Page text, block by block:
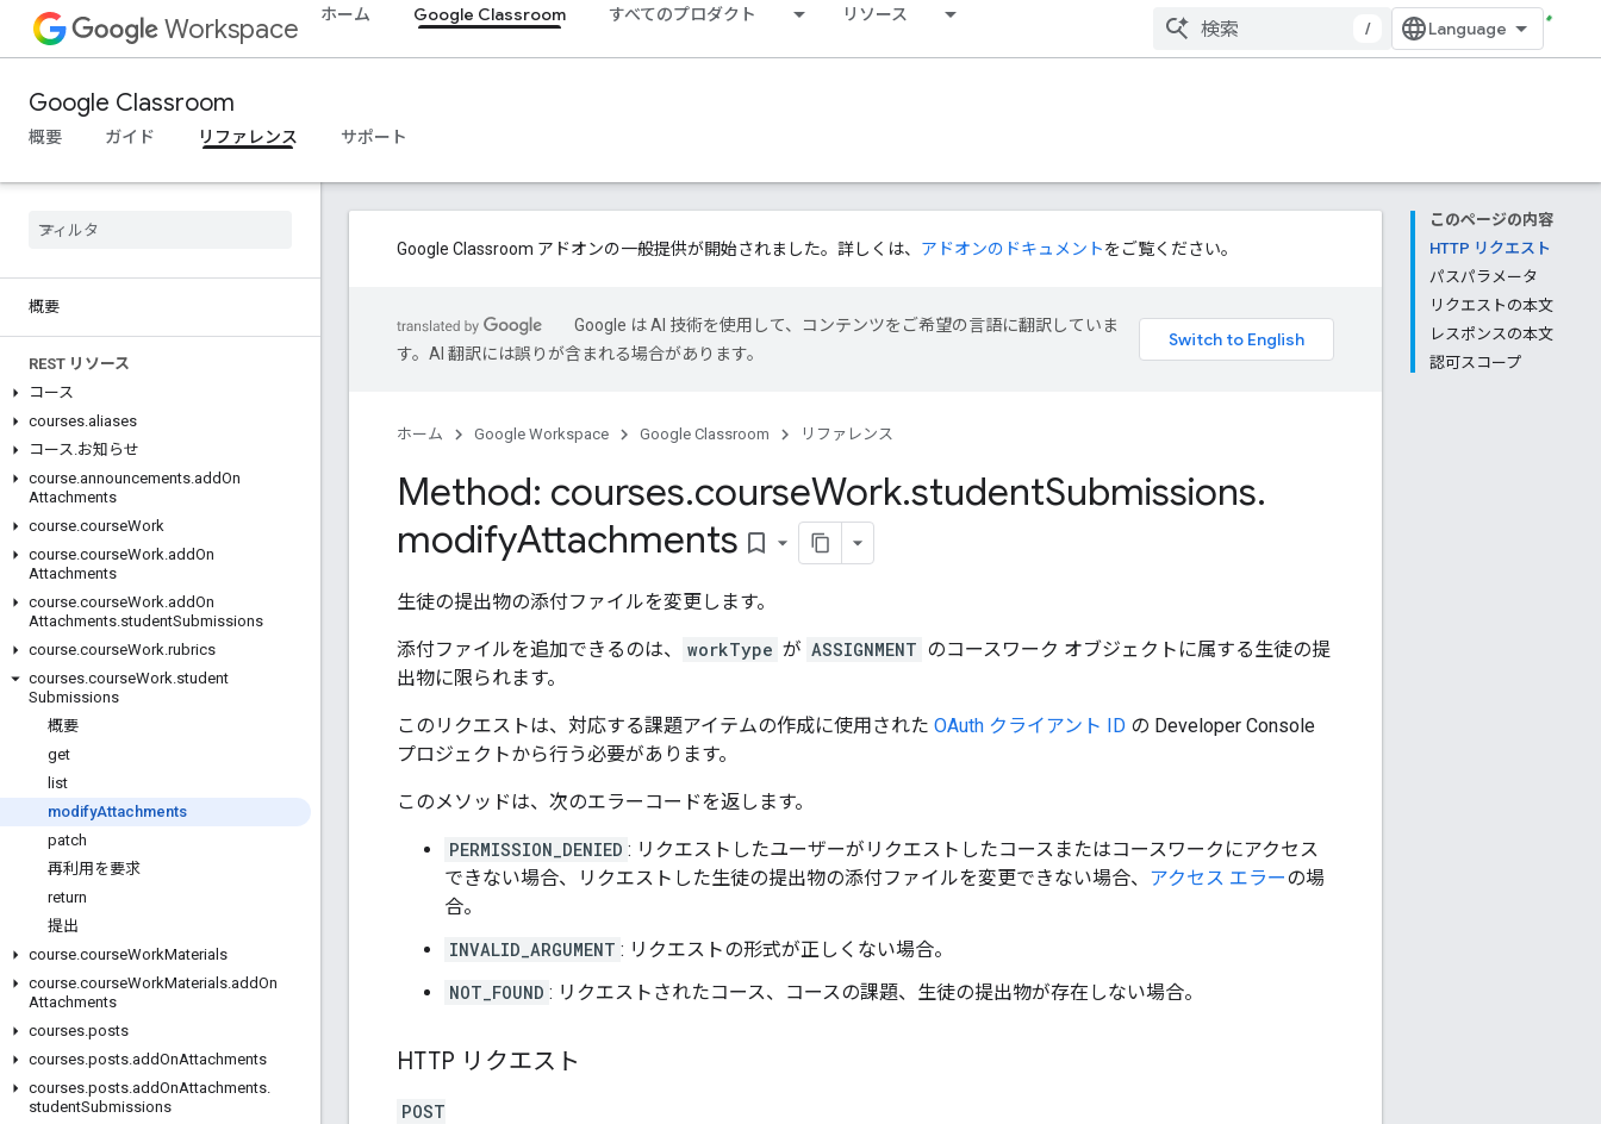
Workspace ホーム Google Classroom すべてのプロダクト リソース
/
Google Classroom
概要 ガイド リファレンス サポート
概要
REST リソース
コース
courses.aliases
コース.お知らせ
course.announcements.addOn
Attachments
course.courseWork
course.courseWork.addOn
Attachments
course.courseWork.addOn
Attachments.studentSubmissions
course.courseWork.rubrics
courses.courseWork.student
Submissions
概要
get
list
modifyAttachments
patch
再利用を要求
return
提出
course.courseWorkMaterials
course.courseWorkMaterials.addOn
Attachments
courses.posts
courses.posts.addOnAttachments
courses.posts.addOnAttachments.
studentSubmissions
このページの内容
HTTP リクエスト
パスパラメータ
リクエストの本文
レスポンスの本文
認可スコープ
Google Classroom アドオンの一般提供が開始されました。詳しくは、 アドオンのドキュメントをご覧ください。
Google は AI 技術を使用して、コンテンツをご希望の言語に翻訳していま
す。AI 翻訳には誤りが含まれる場合があります。
ホーム Google Workspace Google Classroom リファレンス
Method: courses.courseWork.studentSubmissions.
modifyAttachments bookmark_border
生徒の提出物の添付ファイルを変更します。
添付ファイルを追加できるのは、 workType が ASSIGNMENT のコースワーク オブジェクトに属する生徒の提
出物に限られます。
このリクエストは、対応する課題アイテムの作成に使用された OAuth クライアント ID の Developer Console
プロジェクトから行う必要があります。
このメソッドは、次のエラーコードを返します。
PERMISSION_DENIED : リクエストしたユーザーがリクエストしたコースまたはコースワークにアクセス
できない場合、リクエストした生徒の提出物の添付ファイルを変更できない場合、 アクセス エラーの場
合。
INVALID_ARGUMENT : リクエストの形式が正しくない場合。
NOT_FOUND : リクエストされたコース、コースの課題、生徒の提出物が存在しない場合。
HTTP リクエスト
POST